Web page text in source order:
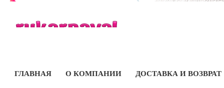
ГЛАВНАЯ О КОМПАНИИ ДОСТАВКА И ВОЗВРАТ